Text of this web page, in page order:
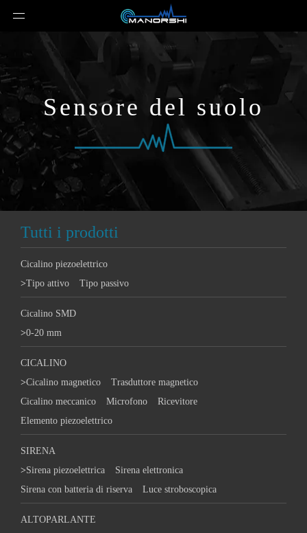
Sensore del suolo
Tutti i prodotti
Cicalino piezoelettrico
>Tipo attivo Tipo passivo
Cicalino SMD
>0-20 mm
CICALINO
>Cicalino magnetico
Trasduttore magnetico
Cicalino meccanico
Microfono
Ricevitore
Elemento piezoelettrico
SIRENA
>Sirena piezoelettrica
Sirena elettronica
Sirena con batteria di riserva
Luce stroboscopica
ALTOPARLANTE